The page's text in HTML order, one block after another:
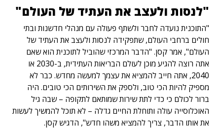
"לנסות ולעצב את העתיד של העולם"
"התוכנית נועדה לחבר ולשתף פעולה עם מנהלי חדשנות ובתי
חולים ברחבי העולם, שתפקידה לנסות ולעצב את העתיד של
העולם", אמר קסן. "הדבר המרכזי שהוביל לתוכנית הוא שאם
אתה רוצה להגיע מוכן לעולם הבריאות העתידית, ב-2030 או
2040, אתה חייב להמציא את עצמך למעשה מחדש. כבר לא
מספיק להיות הכי טוב, ולספק את השירותים הכי טובים. היה
ברור לכולם כי כדי לתת שירות שמותאם לתקופה – שבה גיל
האוכלוסייה עולה ותוחלת החיים גדלה – לא תוכל להמשיך לעשות
את אותו הדבר, צריך להמציא משהו חדש", הדגיש קסן.